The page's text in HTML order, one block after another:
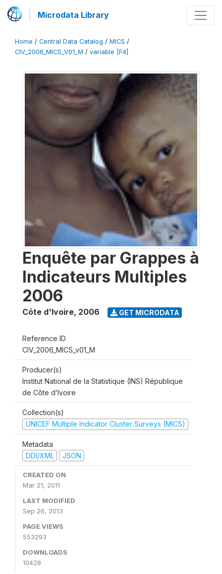
Microdata Library
Home / Central Data Catalog / MICS /
CIV_2006_MICS_V01_M / variable [F4]
Enquête par Grappes à
Indicateurs Multiples
2006
Côte d'Ivoire, 2006 GET MICRODATA
Reference ID
CIV_2006_MICS_v01_M
Producer(s)
Institut National de la Statistique (INS) République
de Côte d’Ivoire
Collection(s)
UNICEF Multiple Indicator Cluster Surveys (MICS)
Metadata
DDI/XML
JSON
CREATED ON
Mar 21, 2011
LAST MODIFIED
Sep 26, 2013
PAGE VIEWS
553293
DOWNLOADS
10428